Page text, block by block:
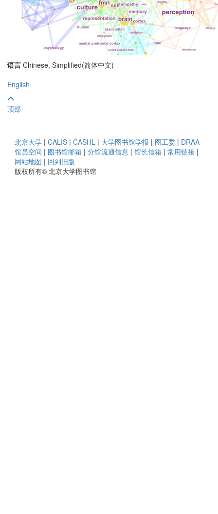
语言 Chinese, Simplified(简体中文)
English
顶部
北京大学 | CALIS | CASHL | 大学图书馆学报 | 图工委 | DRAA
馆员空间 | 图书馆邮箱 | 分馆流通信息 | 馆长信箱 | 常用链接 |
网站地图 | 回到旧版
版权所有© 北京大学图书馆